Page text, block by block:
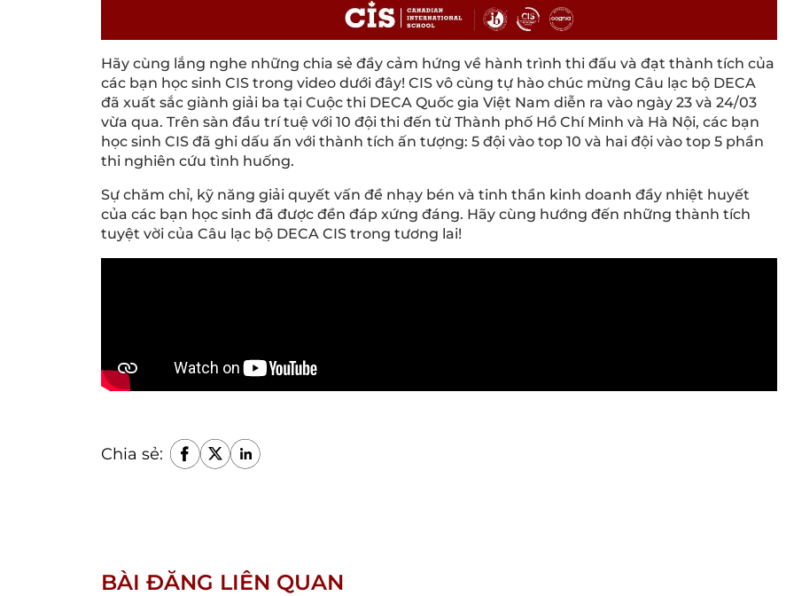
Hãy cùng lắng nghe những chia sẻ đầy cảm hứng về hành trình thi đấu và đạt thành tích của
các bạn học sinh CIS trong video dưới đây! CIS vô cùng tự hào chúc mừng Câu lạc bộ DECA
đã xuất sắc giành giải ba tại Cuộc thi DECA Quốc gia Việt Nam diễn ra vào ngày 23 và 24/03
vừa qua. Trên sàn đầu trí tuệ với 10 đội thi đến từ Thành phố Hồ Chí Minh và Hà Nội, các bạn
học sinh CIS đã ghi dấu ấn với thành tích ấn tượng: 5 đội vào top 10 và hai đội vào top 5 phần
thi nghiên cứu tình huống.
Sự chăm chỉ, kỹ năng giải quyết vấn đề nhạy bén và tinh thần kinh doanh đầy nhiệt huyết
của các bạn học sinh đã được đền đáp xứng đáng. Hãy cùng hướng đến những thành tích
tuyệt vời của Câu lạc bộ DECA CIS trong tương lai!
Chia sẻ:
BÀI ĐĂNG LIÊN QUAN